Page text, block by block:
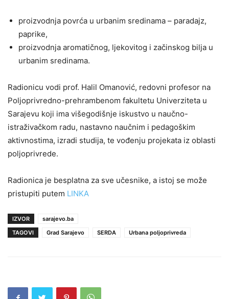
proizvodnja povrća u urbanim sredinama – paradajz,
paprike,
proizvodnja aromatičnog, ljekovitog i začinskog bilja u
urbanim sredinama.
Radionicu vodi prof. Halil Omanović, redovni profesor na
Poljoprivredno-prehrambenom fakultetu Univerziteta u
Sarajevu koji ima višegodišnje iskustvo u naučno-
istraživačkom radu, nastavno naučnim i pedagoškim
aktivnostima, izradi studija, te vođenju projekata iz oblasti
poljoprivrede.
Radionica je besplatna za sve učesnike, a istoj se može
pristupiti putem LINKA
IZVOR
sarajevo.ba
TAGOVI
Grad Sarajevo SERDA Urbana poljoprivreda